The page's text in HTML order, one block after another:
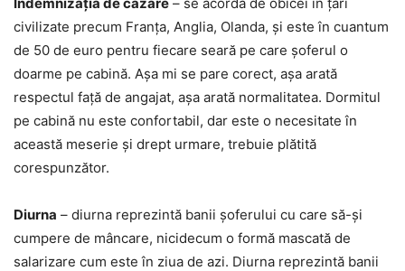
civilizate precum Franța, Anglia, Olanda, și este în cuantum
de 50 de euro pentru fiecare seară pe care șoferul o
doarme pe cabină. Așa mi se pare corect, așa arată
respectul față de angajat, așa arată normalitatea. Dormitul
pe cabină nu este confortabil, dar este o necesitate în
această meserie și drept urmare, trebuie plătită
corespunzător.
Diurna – diurna reprezintă banii șoferului cu care să-și
cumpere de mâncare, nicidecum o formă mascată de
salarizare cum este în ziua de azi. Diurna reprezintă banii